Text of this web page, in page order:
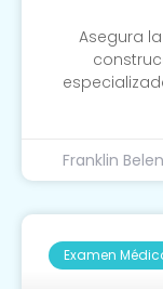
Asegura
Franklin
Examen